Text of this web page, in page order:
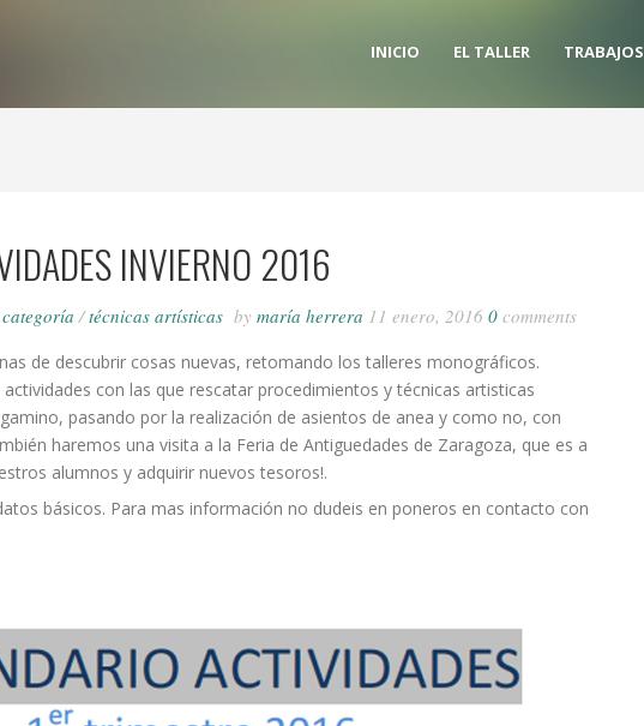
INICIO EL TALLER TRABAJOS
INVIERNO 2016
/técnicas artísticas bymaría herrera 11 enero, 20160comments
de descubrir cosas nuevas, retomando los talleres monográficos.
con las que rescatar procedimientos y técnicas artisticas
pasando por la realización de asientos de anea y como no, con
haremos una visita a la Feria de Antiguedades de Zaragoza, que es a
alumnos y adquirir nuevos tesoros!.
básicos. Para mas información no dudeis en poneros en contacto con